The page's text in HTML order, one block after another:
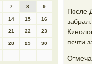
7 8 9
14 15 16
21 22 23
28 29 30
После
почти